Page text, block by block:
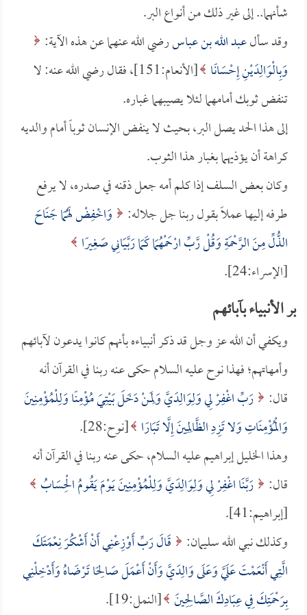
شأنهما.. إلى غير ذلك من أنواع البر.
وقد سألعبد الله بن عباسرضي الله عنهما عن هذه الآية:
وَبِالْوَالِدَيْنِ إِحْسَانًا
[الأنعام:151]، فقال رضي الله عنه: لا
تنفض ثوبك أمامهما لئلا يصيبهما غباره.
إلى هذا الحد يصل البر، بحيث لا ينفض الإنسان ثوباً أمام والديه
كراهة أن يؤذيهما بغبار هذا الثوب.
وكان بعض السلف إذا كلم أمه جعل ذقنه في صدره، لا يرفع
طرفه إليها عملاً بقول ربنا جل جلاله:
وَاخْفِضْ لَهُمَا جَنَاحَ
الذُّلِّ مِنَ الرَّحْمَةِ وَقُلْ رَّبِّ ارْحَمْهُمَا كَمَا رَبَّيَانِي صَغِيرًا
[الإسراء:24].
بر الأنبياء بآبائهم
ويكفي أن الله عز وجل قد ذكر أنبياءه بأنهم كانوا يدعون لآبائهم
وأمهاتهم؛ فهذا نوح عليه السلام حكى عنه ربنا في القرآن أنه
قال: رَبِّ اغْفِرْ لِي وَلِوَالِدَيَّ وَلِمَنْ دَخَلَ بَيْتِيَ مُؤْمِنًا وَلِلْمُؤْمِنِينَ
وَالْمُؤْمِنَاتِ وَلا تَزِدِ الظَّالِمِينَ إِلَّا تَبَارًا [نوح:28].
وهذا الخليل إبراهيم عليه السلام، حكى عنه ربنا في القرآن أنه
قال: رَبَّنَا اغْفِرْ لِي وَلِوَالِدَيَّ وَلِلْمُؤْمِنِينَ يَوْمَ يَقُومُ الْحِسَابُ
[إبراهيم:41].
وكذلك نبي الله سليمان:
قَالَ رَبِّ أَوْزِعْنِي أَنْ أَشْكُرَ نِعْمَتَكَ
الَّتِي أَنْعَمْتَ عَلَيَّ وَعَلَى وَالِدَيَّ وَأَنْ أَعْمَلَ صَالِحًا تَرْضَاهُ وَأَدْخِلْنِي
بِرَحْمَتِكَ فِي عِبَادِكَ الصَّالِحِينَ [النمل:19].